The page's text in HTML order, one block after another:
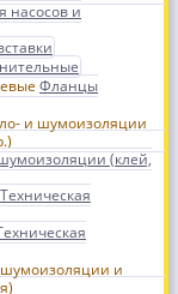
насосов и
Фланцы
(клей,
Техническая